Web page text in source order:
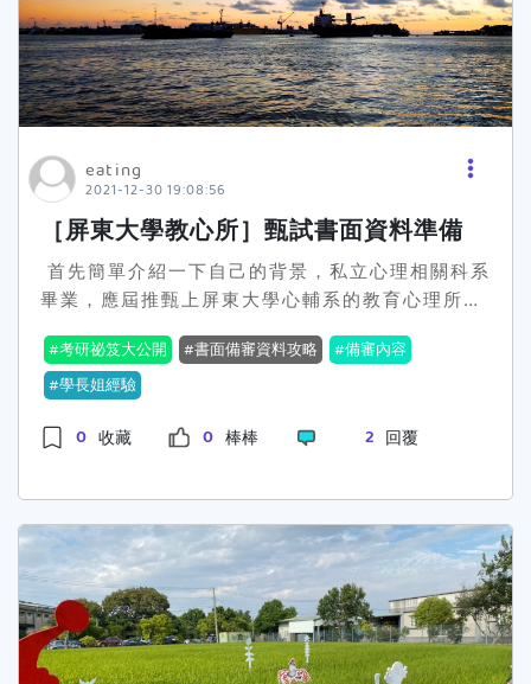
可以抱...真的需要保暖，一件真羽絨被＋法蘭絨毯
就很夠用了，收納也方便。2. 卡式爐與瓦斯罐地雷
點我知道你愛吃火鍋，但宿舍真的不是讓你開伙的
地方！卡式爐不僅危險，還有可能觸犯宿舍規定。
萬一不小心引發火災，你可能會成為第一個因為煮
火鍋而上社會版頭條的大一新生。想吃火鍋，就找
室友一起去外面的火鍋店，順便培養感情，不是一
舉兩得嗎？3. 超大行李箱地雷點新生報到那天，
我看到有些人的行李箱比我還高，我真的懷疑裡面
是裝了整座衣櫃。大行李箱不僅搬運困難，在小小
的宿舍空間裡，它就是一個巨大的路障，保證你每
服，大學生活最常穿的就那幾套，真的別浪費空間
了。4. 超多床組備品地雷點我剛入住帶了三套床
第二套是畢業前才開封，第三套還封在袋子裡…跟
自己。5. 手持電風扇地雷點我知道手持電風扇很可
愛，但它的風力真的跟你的夢想一樣微弱，根本吹
不涼。宿舍通常都有冷氣或電扇，真的不需要額外
帶一個。如果真的怕熱，買一台小型的桌上型電
扇，風力比它強，還能當你的書桌好夥伴。6. 大瓶
裝的洗髮精、沐浴乳地雷點大瓶裝的洗髮精、沐浴
乳不僅佔空間，還很重，搬家時會讓你痛不欲生。
eating
2021-12-30 19:08:56
［屏東大學教心所］甄試書面資料準備
首先簡單介紹一下自己的背景，私立心理相關科系
畢業，應屆推甄上屏東大學心輔系的教育心理所。
對於青少年方面的議題很感興趣，因此決定繼續往
上讀研究所，學習怎麼做研究，以及如何從學術角
理所的推甄部分僅看書審資料，包含最高學歷成績
與學弟妹們分享我的自傳與進修計畫包含了哪些內
容，給學弟妹們作為未來準備甄試資料的參考。 自
傳在自傳的部分我分了五個部分來寫，分別是「成
長背景」、「個人興趣與特質」、「求學經歷」、
「社團活動經驗」與「未來展望」。在自傳的部
分，可以稍微提到自己過去有什麼相關經驗，因此
想要繼續讀研究所，作為後續進修計畫的鋪陳。 進
考研祕笈大公開 書面備審資料攻略
備審內容
學長姐經驗
0 收藏 0 棒棒 2 回覆